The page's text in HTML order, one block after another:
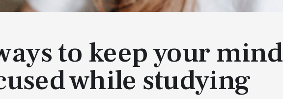
to keep your mind
while studying